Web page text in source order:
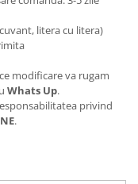
litera cu litera)
modificare va rugam
Whats Up.
privind
.